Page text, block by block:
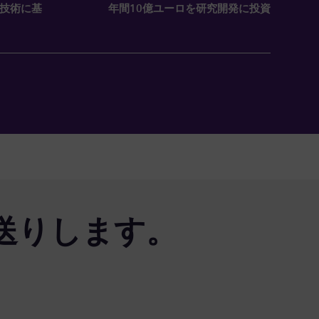
術に基
年間10億ユーロを研究開発に投資
します。